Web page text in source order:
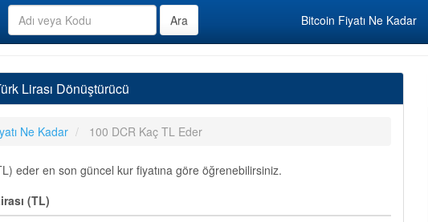
Bitcoin Fiyatı Ne Kadar
Lirası Dönüştürücü
Ne Kadar 100 DCR Kaç TL Eder
eder en son güncel kur fiyatına göre öğrenebilirsiniz.
(TL)